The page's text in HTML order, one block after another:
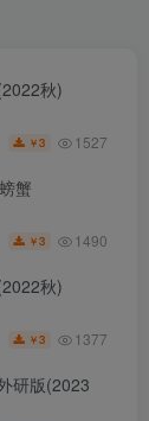
秋)
￥3 1527
蟹
￥3 1490
秋)
￥3 1377
研版(2023